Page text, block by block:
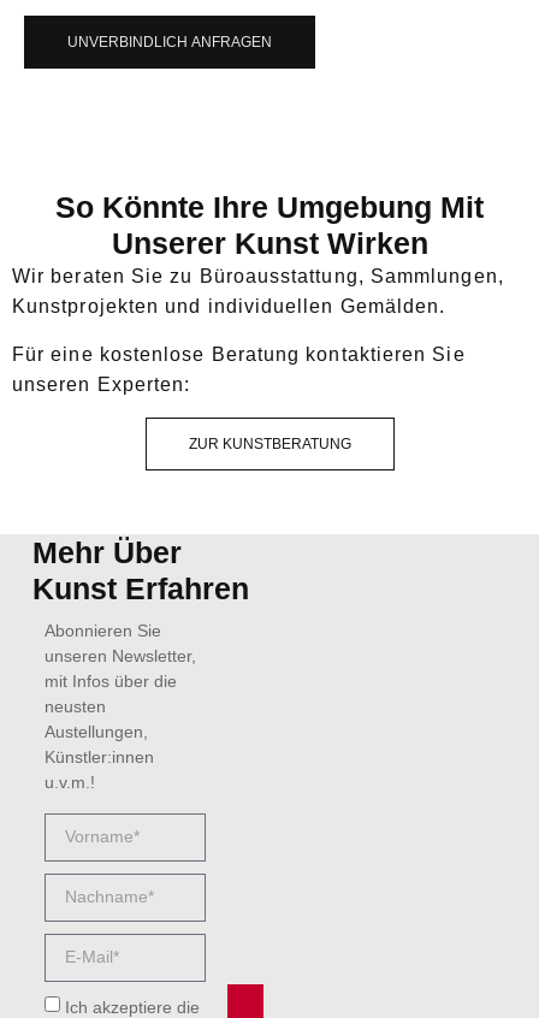
UNVERBINDLICH ANFRAGEN
So Könnte Ihre Umgebung Mit
Unserer Kunst Wirken
Wir beraten Sie zu Büroausstattung, Sammlungen,
Kunstprojekten und individuellen Gemälden.
Für eine kostenlose Beratung kontaktieren Sie
unseren Experten:
ZUR KUNSTBERATUNG
Mehr Über
Kunst Erfahren
Abonnieren Sie
unseren Newsletter,
mit Infos über die
neusten
Austellungen,
Künstler:innen
u.v.m.!
Ich akzeptiere die